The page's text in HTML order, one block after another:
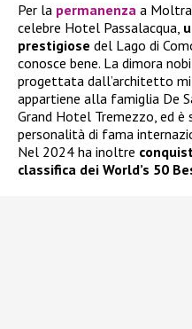
Per la permanenza a
celebre Hotel Passalacqua,
prestigiose del Lago di
conosce bene. La dimora
progettata dall’architetto
appartiene alla famiglia De
Grand Hotel Tremezzo, ed
personalità di fama
Nel 2024 ha inoltre
classifica dei World’s 50